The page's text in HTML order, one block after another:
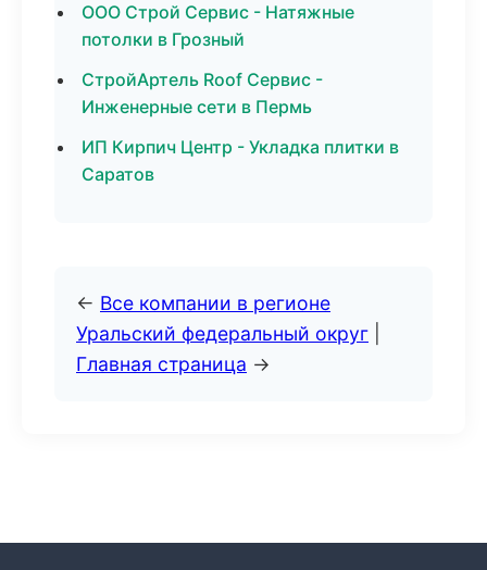
ООО Строй Сервис - Натяжные
потолки в Грозный
СтройАртель Roof Сервис -
Инженерные сети в Пермь
ИП Кирпич Центр - Укладка плитки в
Саратов
← Все компании в регионе
Уральский федеральный округ
Главная страница →